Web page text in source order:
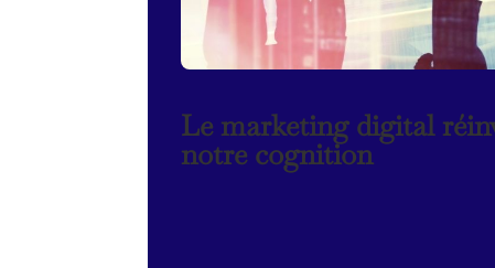
Le marketing digital
notre cognition